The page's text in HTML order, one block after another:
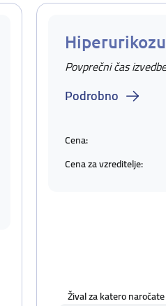
Povprečni čas
Podrobno
Cena:
Cena za vzreditelje:
Žival za katero